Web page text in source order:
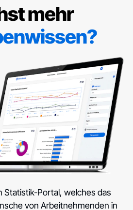
mehr
Statistik-Portal, welches das
von Arbeitnehmenden in